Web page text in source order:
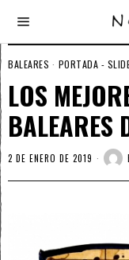
BALEARES · PORTADA -
LOS
BALEARES
2 DE ENERO DE 2019